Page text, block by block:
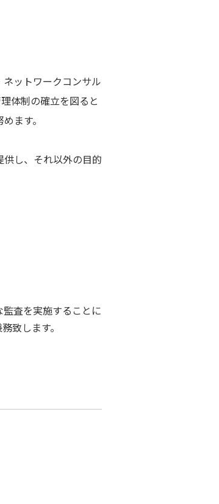
ットワークコンサル
体制の確立を図ると
ます。
し、それ以外の目的
査を実施することに
致します。